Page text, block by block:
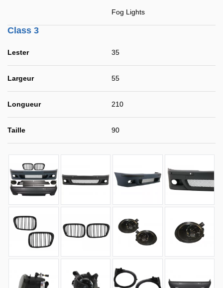
Fog Lights
Class 3
Lester 35
Largeur 55
Longueur 210
Taille 90